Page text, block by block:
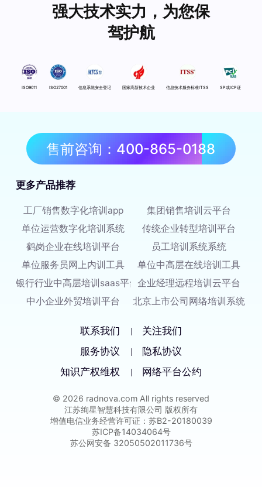
强大技术实力，为您保
驾护航
ISO9011 ISO27001 信息系统安全登记 国家高新技术企业 信息技术服务标准ITSS SP或ICP证
售前咨询：400-865-0188
更多产品推荐
工厂销售数字化培训app
集团销售培训云平台
单位运营数字化培训系统
传统企业转型培训平台
鹤岗企业在线培训平台
员工培训系统系统
单位服务员网上内训工具
单位中高层在线培训工具
银行行业中高层培训saas平台企业经理远程培训云平台
中小企业外贸培训平台
北京上市公司网络培训系统
联系我们 |
关注我们
服务协议
|
隐私协议
知识产权维权
| 网络平台公约
© 2026 radnova.com All rights reserved
江苏绚星智慧科技有限公司 版权所有
增值电信业务经营许可证：苏B2-20180039
苏ICP备14034064号
苏公网安备 32050502011736号